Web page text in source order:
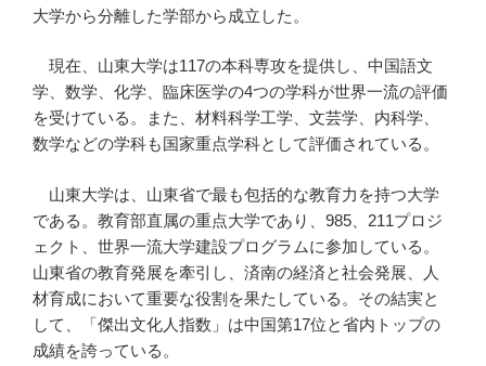
大学から分離した学部から成立した。
現在、山東大学は117の本科専攻を提供し、中国語文
学、数学、化学、臨床医学の4つの学科が世界一流の評価
を受けている。また、材料科学工学、文芸学、内科学、
数学などの学科も国家重点学科として評価されている。
山東大学は、山東省で最も包括的な教育力を持つ大学
である。教育部直属の重点大学であり、985、211プロジ
ェクト、世界一流大学建設プログラムに参加している。
山東省の教育発展を牽引し、済南の経済と社会発展、人
材育成において重要な役割を果たしている。その結実と
して、「傑出文化人指数」は中国第17位と省内トップの
成績を誇っている。